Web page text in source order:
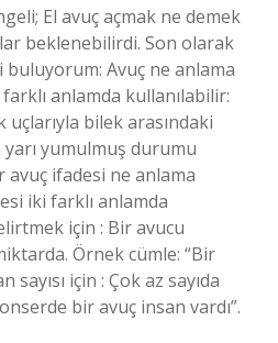
El avuç açmak ne demek
beklenebilirdi. Son olarak
buluyorum: Avuç ne anlama
anlamda kullanılabilir:
bilek arasındaki
yarı yumulmuş durumu
avuç ifadesi ne anlama
iki farklı anlamda
için : Bir avucu
Örnek cümle: “Bir
sayısı için : Çok az sayıda
bir avuç insan vardı”.